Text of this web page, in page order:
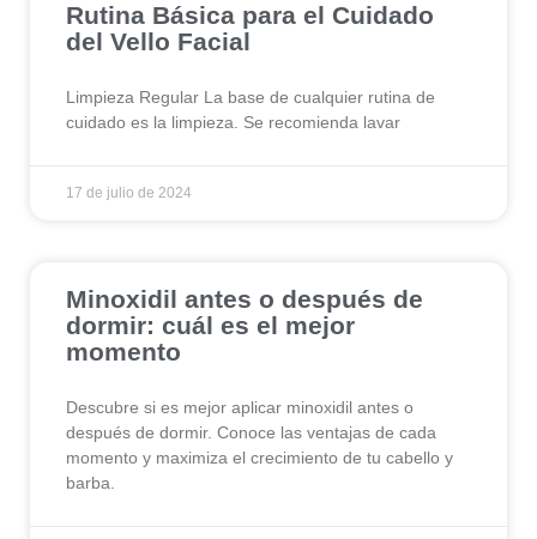
Rutina Básica para el Cuidado
del Vello Facial
Limpieza Regular La base de cualquier rutina de
cuidado es la limpieza. Se recomienda lavar
17 de julio de 2024
Minoxidil antes o después de
dormir: cuál es el mejor
momento
Descubre si es mejor aplicar minoxidil antes o
después de dormir. Conoce las ventajas de cada
momento y maximiza el crecimiento de tu cabello y
barba.